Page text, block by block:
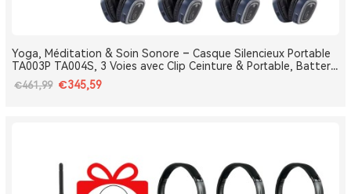
Yoga, Méditation & Soin Sonore – Casque Silencieux Portable
TA003P TA004S, 3 Voies avec Clip Ceinture & Portable, Batterie
Amovible, Bluetooth, Bass Boost
€461,99 €345,59